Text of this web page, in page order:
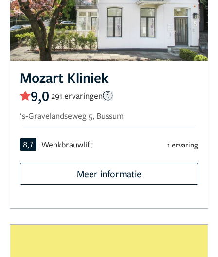
Mozart Kliniek
9,0 291 ervaringen
‘s-Gravelandseweg 5, Bussum
8,7 Wenkbrauwlift 1 ervaring
Meer informatie